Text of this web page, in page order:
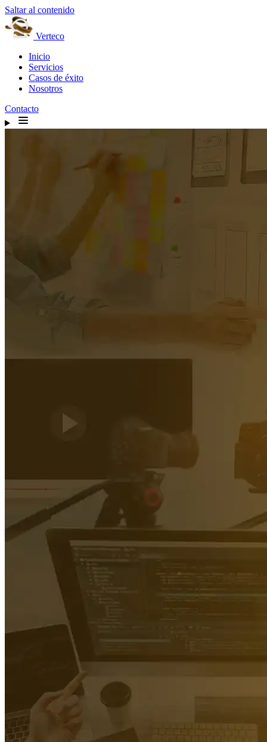
Saltar al contenido
Verteco
Inicio
Servicios
Casos de éxito
Nosotros
Contacto